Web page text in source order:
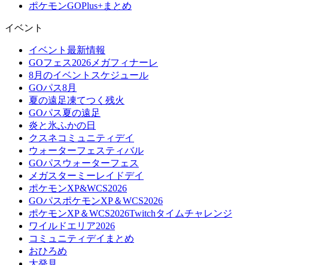
ポケモンGOPlus+まとめ
イベント
イベント最新情報
GOフェス2026メガフィナーレ
8月のイベントスケジュール
GOパス8月
夏の遠足凍てつく残火
GOパス夏の遠足
炎と氷ふかの日
クスネコミュニティデイ
ウォーターフェスティバル
GOパスウォーターフェス
メガスターミーレイドデイ
ポケモンXP&WCS2026
GOパスポケモンXP＆WCS2026
ポケモンXP＆WCS2026Twitchタイムチャレンジ
ワイルドエリア2026
コミュニティデイまとめ
おひろめ